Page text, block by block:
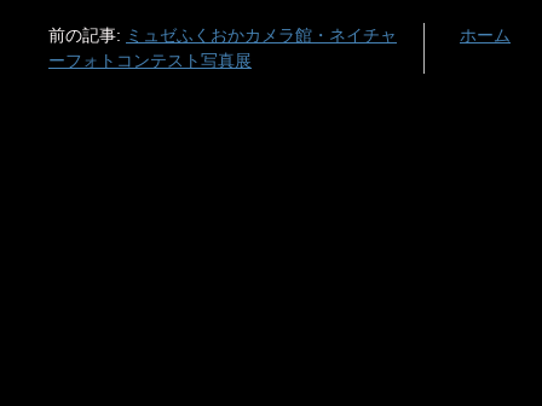
前の記事: ミュゼふくおかカメラ館・ネイチャ
ーフォトコンテスト写真展
ホーム